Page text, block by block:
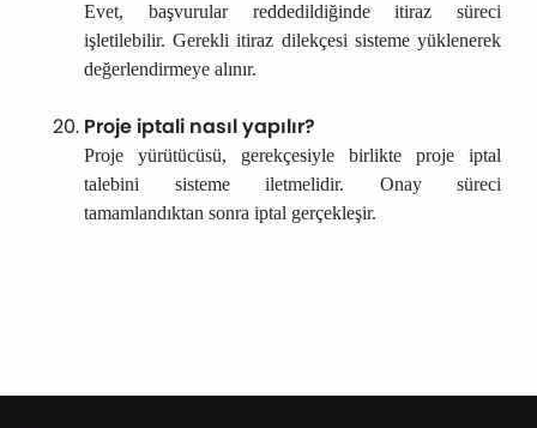
Evet, başvurular reddedildiğinde itiraz süreci
işletilebilir. Gerekli itiraz dilekçesi sisteme yüklenerek
değerlendirmeye alınır.
Proje iptali nasıl yapılır?
Proje yürütücüsü, gerekçesiyle birlikte proje iptal
talebini sisteme iletmelidir. Onay süreci
tamamlandıktan sonra iptal gerçekleşir.